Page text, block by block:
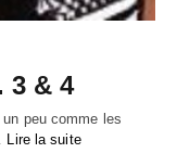
3 & 4
peu comme les
Lire la suite